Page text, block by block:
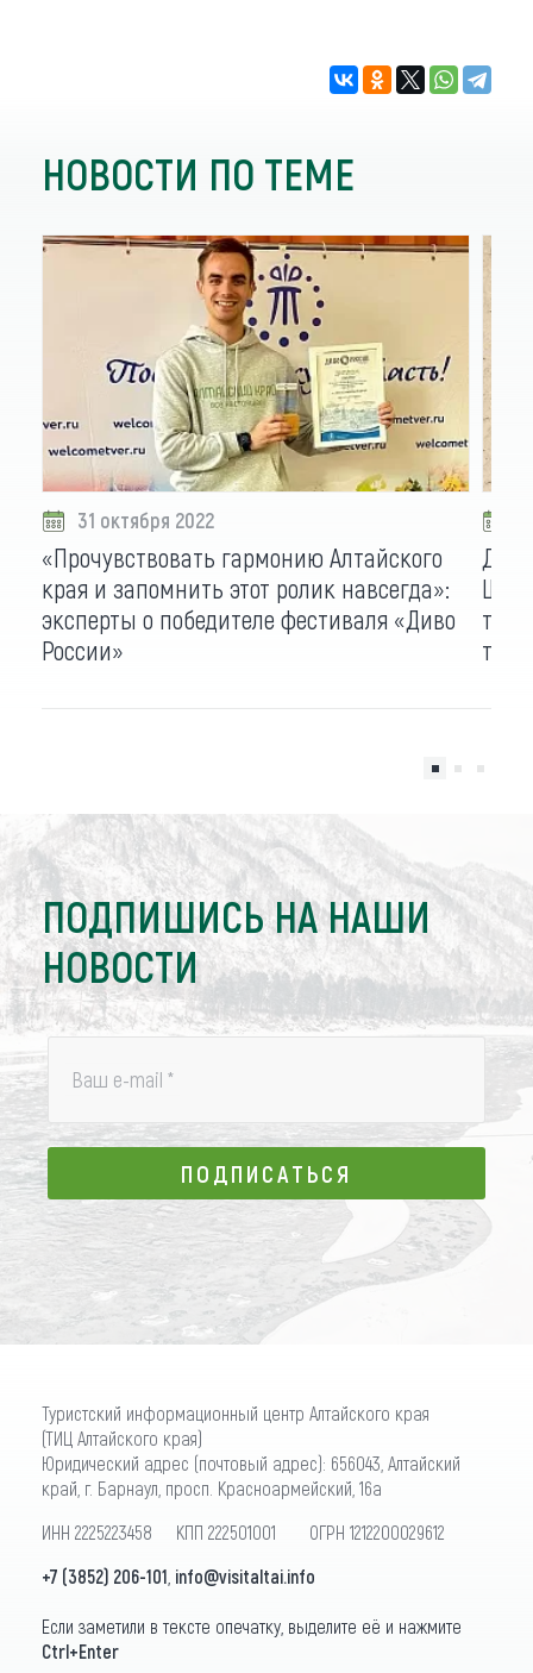
НОВОСТИ ПО ТЕМЕ
31 октября 2022
«Прочувствовать гармонию Алтайского
края и запомнить этот ролик навсегда»:
эксперты о победителе фестиваля «Диво
России»
ПОДПИШИСЬ НА НАШИ
НОВОСТИ
Ваш e-mail *
ПОДПИСАТЬСЯ
ПОДПИСАТЬСЯ
Туристский информационный центр Алтайского края
(ТИЦ Алтайского края)
Юридический адрес (почтовый адрес): 656043, Алтайский
край, г. Барнаул, просп. Красноармейский, 16а
ИНН 2225223458 КПП 222501001 ОГРН 1212200029612
+7 (3852) 206-101 info@visitaltai.info
Если заметили в тексте опечатку, выделите её и нажмите
Ctrl+Enter